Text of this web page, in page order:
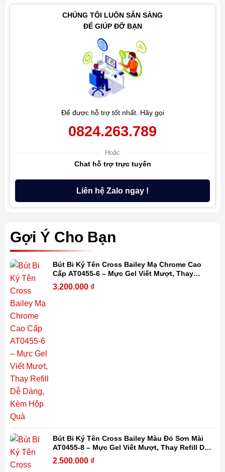
CHÚNG TÔI LUÔN SẴN SÀNG
ĐỂ GIÚP ĐỠ BẠN
Để được hỗ trợ tốt nhất. Hãy gọi
0824.263.789
Hoặc
Chat hỗ trợ trực tuyến
Liên hệ Zalo ngay !
Gợi Ý Cho Bạn
Bút Bi Ký Tên Cross Bailey Mạ Chrome Cao
Cấp AT0455-6 – Mực Gel Viết Mượt, Thay
Refill Dễ Dàng, Kèm Hộp Quà
3.200.000 ₫
Bút Bi Ký Tên Cross Bailey Màu Đỏ Sơn Mài
AT0455-8 – Mực Gel Viết Mượt, Thay Refill Dễ
Dàng, Kèm Hộp Quà
2.500.000 ₫